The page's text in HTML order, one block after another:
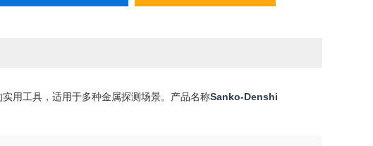
用工具，适用于多种金属探测场景。产品名称Sanko-Denshi